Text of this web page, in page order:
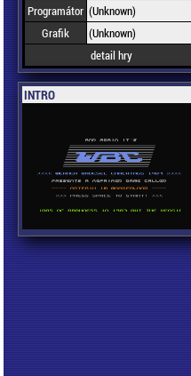
Programátor (Unknown)
Grafik
(Unknown)
detail hry
INTRO